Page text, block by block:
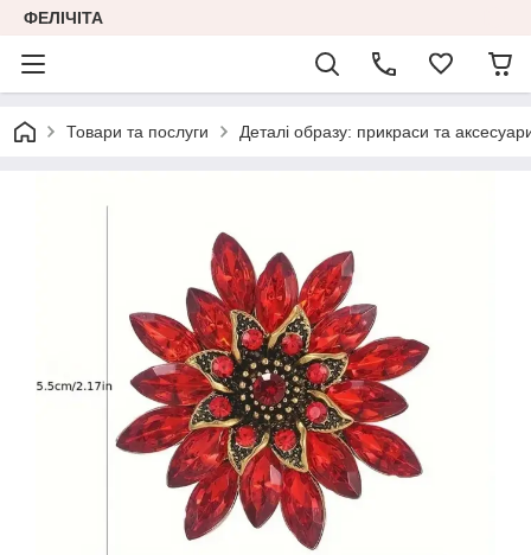
ФЕЛІЧІТА
Товари та послуги Деталі образу: прикраси та